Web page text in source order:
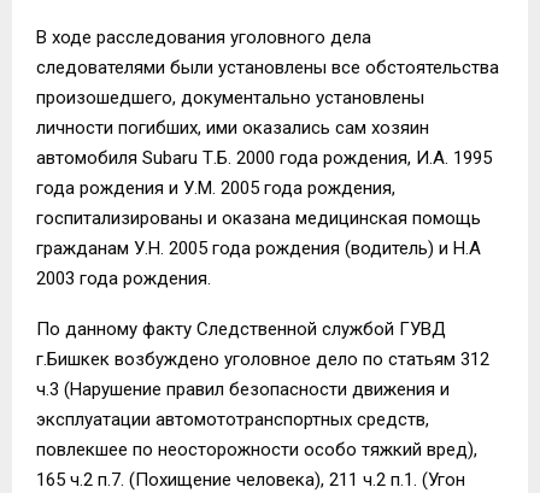
В ходе расследования уголовного дела
следователями были установлены все обстоятельства
произошедшего, документально установлены
личности погибших, ими оказались сам хозяин
автомобиля Subaru Т.Б. 2000 года рождения, И.А. 1995
года рождения и У.М. 2005 года рождения,
госпитализированы и оказана медицинская помощь
гражданам У.Н. 2005 года рождения (водитель) и Н.А
2003 года рождения.
По данному факту Следственной службой ГУВД
г.Бишкек возбуждено уголовное дело по статьям 312
ч.3 (Нарушение правил безопасности движения и
эксплуатации автомототранспортных средств,
повлекшее по неосторожности особо тяжкий вред),
165 ч.2 п.7. (Похищение человека), 211 ч.2 п.1. (Угон